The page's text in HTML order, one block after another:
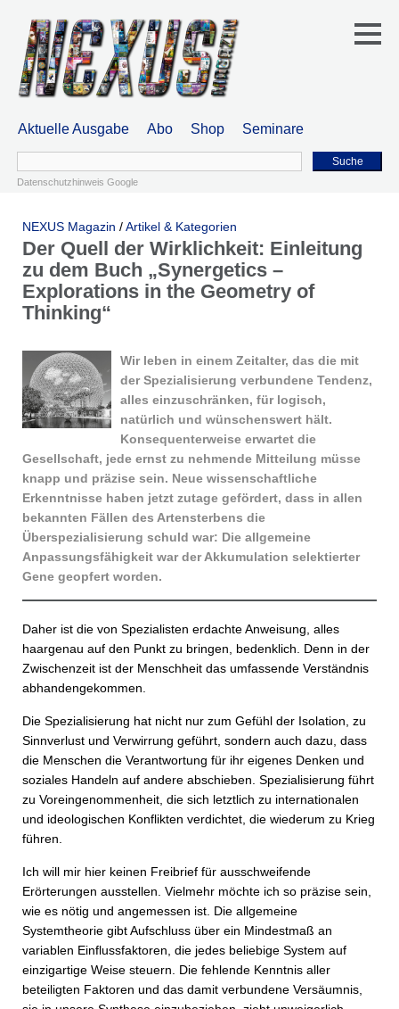
Aktuelle Ausgabe Abo Shop Seminare
Suche
Datenschutzhinweis Google
NEXUS Magazin /Artikel & Kategorien
Der Quell der Wirklichkeit: Einleitung
zu dem Buch „Synergetics –
Explorations in the Geometry of
Thinking“
Wir leben in einem Zeitalter, das die mit
der Spezialisierung verbundene Tendenz,
alles einzuschränken, für logisch,
natürlich und wünschenswert hält.
Konsequenterweise erwartet die
Gesellschaft, jede ernst zu nehmende Mitteilung müsse
knapp und präzise sein. Neue wissenschaftliche
Erkenntnisse haben jetzt zutage gefördert, dass in allen
bekannten Fällen des Artensterbens die
Überspezialisierung schuld war: Die allgemeine
Anpassungsfähigkeit war der Akkumulation selektierter
Gene geopfert worden.
Daher ist die von Spezialisten erdachte Anweisung, alles
haargenau auf den Punkt zu bringen, bedenklich. Denn in der
Zwischenzeit ist der Menschheit das umfassende Verständnis
abhandengekommen.
Die Spezialisierung hat nicht nur zum Gefühl der Isolation, zu
Sinnverlust und Verwirrung geführt, sondern auch dazu, dass
die Menschen die Verantwortung für ihr eigenes Denken und
soziales Handeln auf andere abschieben. Spezialisierung führt
zu Voreingenommenheit, die sich letztlich zu internationalen
und ideologischen Konflikten verdichtet, die wiederum zu Krieg
führen.
Ich will mir hier keinen Freibrief für ausschweifende
Erörterungen ausstellen. Vielmehr möchte ich so präzise sein,
wie es nötig und angemessen ist. Die allgemeine
Systemtheorie gibt Aufschluss über ein Mindestmaß an
variablen Einflussfaktoren, die jedes beliebige System auf
einzigartige Weise steuern. Die fehlende Kenntnis aller
beteiligten Faktoren und das damit verbundene Versäumnis,